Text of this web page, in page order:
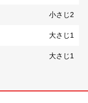
小さじ2
大さじ1
大さじ1